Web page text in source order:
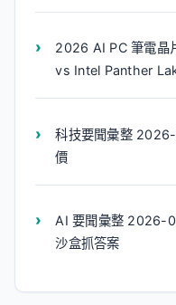
2026 AI PC 筆電晶
vs Intel Panther
科技要聞彙整
價
AI 要聞彙整 2026-
沙盒抓答案